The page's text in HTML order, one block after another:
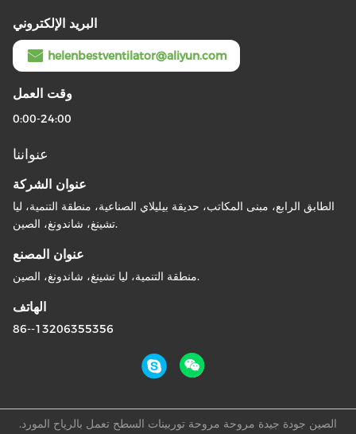
البريد الإلكتروني
helenbestventilator@aliyun.com
وقت العمل
0:00-24:00
عنواننا
عنوان الشركة
الطابق الرابع، مبنى المكاتب، حديقة بيليلاي الصناعية، منطقة التنمية، ليا
تشينغ، شاندونغ، الصين.
عنوان المصنع
منطقة التنمية، ليا تشينغ، شاندونغ، الصين.
الهاتف
86--13206355356
الصين جودة جيدة مروحة مروحة توربينات السطح تعمل بالرياح المورد.